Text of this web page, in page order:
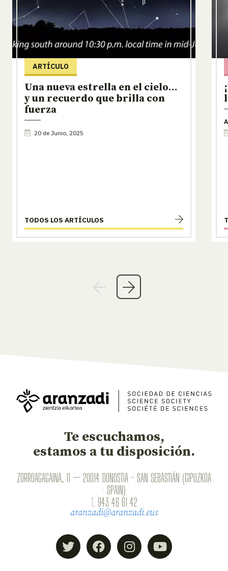
ARTÍCULO
Una nueva estrella en el cielo…
y un recuerdo que brilla con
fuerza
20 de Junio, 2025
TODOS LOS ARTÍCULOS
Te escuchamos,
estamos a tu disposición.
ZORROAGAGAINA, 11 — 20014 DONOSTIA - SAN SEBASTIÁN (GIPUZKOA
· SPAIN)
T. 943 46 61 42
aranzadi@aranzadi.eus